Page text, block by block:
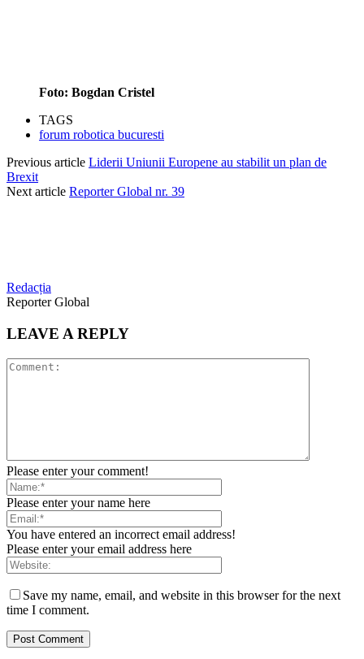
Foto: Bogdan Cristel
TAGS
forum robotica bucuresti
Previous article Liderii Uniunii Europene au stabilit un plan de
Brexit
Next article Reporter Global nr. 39
Redacția
Reporter Global
LEAVE A REPLY
Please enter your comment!
Please enter your name here
You have entered an incorrect email address!
Please enter your email address here
Save my name, email, and website in this browser for the next
time I comment.